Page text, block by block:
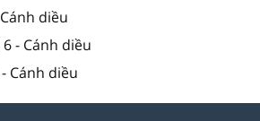
diều
- Cánh diều
Cánh diều